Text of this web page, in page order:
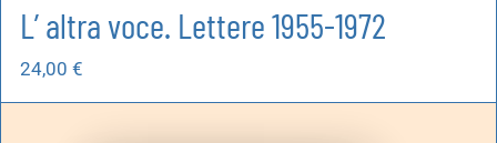
L’ altra voce. Lettere 1955-1972
24,00 €